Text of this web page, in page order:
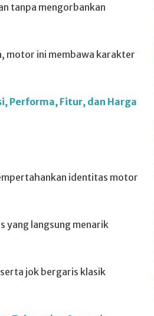
tanpa mengorbankan
motor ini membawa karakter
Performa, Fitur, dan Harga
identitas motor
yang langsung menarik
jok bergaris klasik